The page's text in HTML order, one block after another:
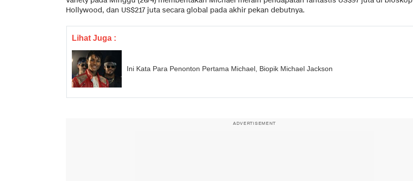
Hollywood, dan US$217 juta secara global pada akhir pekan debutnya.
Lihat Juga :
Ini Kata Para Penonton Pertama Michael, Biopik Michael Jackson
ADVERTISEMENT